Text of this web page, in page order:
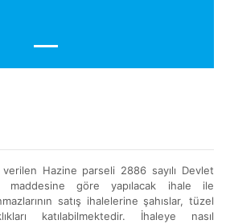
Hazine parseli 2886 sayılı Devlet
maddesine göre yapılacak ihale ile
satış ihalelerine şahıslar, tüzel
katılabilmektedir. İhaleye nasıl